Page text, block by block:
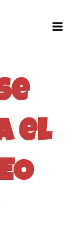
el